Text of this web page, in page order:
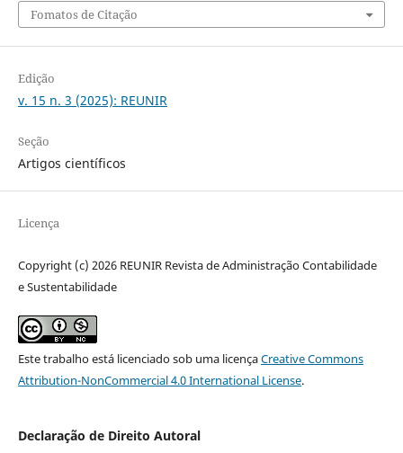
Fomatos de Citação
Edição
v. 15 n. 3 (2025): REUNIR
Seção
Artigos científicos
Licença
Copyright (c) 2026 REUNIR Revista de Administração Contabilidade
e Sustentabilidade
Este trabalho está licenciado sob uma licençaCreative Commons
Attribution-NonCommercial 4.0 International License.
Declaração de Direito Autoral